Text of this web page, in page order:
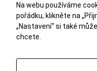
Na webu používáme
pořádku, klikněte na
„Nastavení“ si také
chcete.